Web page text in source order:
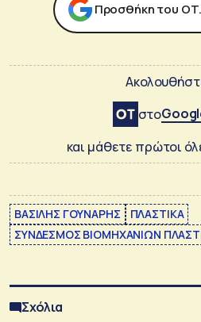
Προσθήκη του
στο
και μάθετε πρώτοι
ΒΑΣΙΛΗΣ ΓΟΥΝΑΡΗΣ
ΠΛΑΣΤΙΚΑ
ΣΥΝΔΕΣΜΟΣ ΒΙΟΜΗΧΑΝΙΩΝ
Σχόλια